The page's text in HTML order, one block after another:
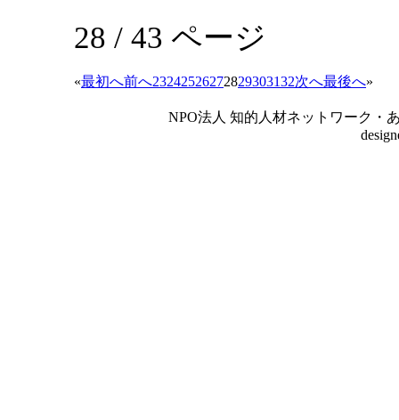
28 / 43 ページ
«最初へ前へ23242526272829303132次へ最後へ»
NPO法人 知的人材ネットワーク・